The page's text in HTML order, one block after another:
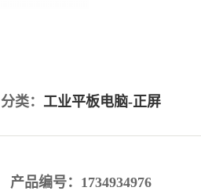
分类： 工业平板电脑-正屏
产品编号：1734934976